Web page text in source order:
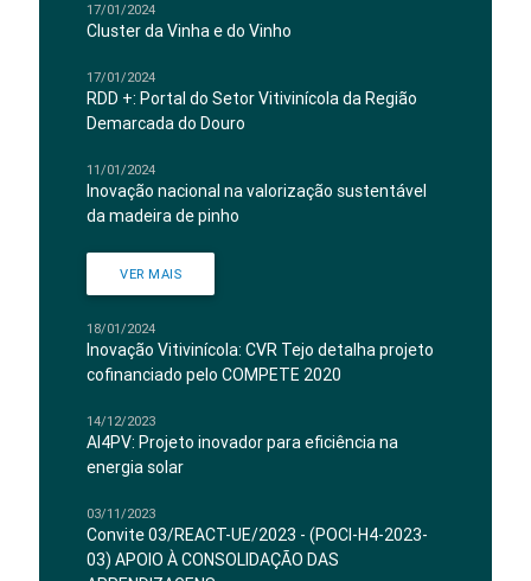
17/01/2024
Cluster da Vinha e do Vinho
17/01/2024
RDD +: Portal do Setor Vitivinícola da Região
Demarcada do Douro
11/01/2024
Inovação nacional na valorização sustentável
da madeira de pinho
VER MAIS
18/01/2024
Inovação Vitivinícola: CVR Tejo detalha projeto
cofinanciado pelo COMPETE 2020
14/12/2023
AI4PV: Projeto inovador para eficiência na
energia solar
03/11/2023
Convite 03/REACT-UE/2023 - (POCI-H4-2023-
03) APOIO À CONSOLIDAÇÃO DAS